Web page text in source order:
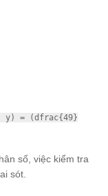
y) = (dfrac{49}
số, việc kiểm tra
sót.